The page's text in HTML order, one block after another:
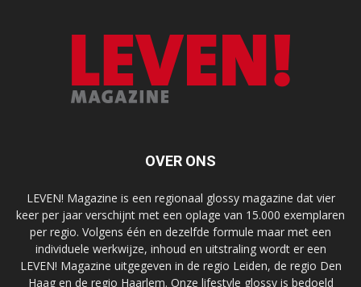
OVER ONS
LEVEN! Magazine is een regionaal glossy magazine dat vier
keer per jaar verschijnt met een oplage van 15.000 exemplaren
per regio. Volgens één en dezelfde formule maar met een
individuele werkwijze, inhoud en uitstraling wordt er een
LEVEN! Magazine uitgegeven in de regio Leiden, de regio Den
Haag en de regio Haarlem. Onze lifestyle glossy is bedoeld